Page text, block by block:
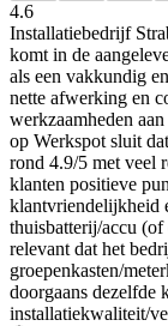
4.6
Installatiebedrijf
komt in de
als een vakkundig
nette afwerking en
werkzaamheden
op Werkspot sluit
rond 4.9/5 met veel
klanten positieve
klantvriendelijkheid
thuisbatterij/accu
relevant dat het
groepenkasten/
doorgaans dezelfde
installatiekwaliteit/